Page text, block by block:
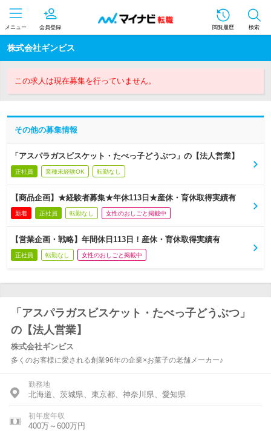
メニュー 会員登録 閲覧履歴 検索
株式会社ギンビス
この求人は現在募集を行っていません。
その他の募集情報
「アスパラガスビスケット・たべっ子どうぶつ」の【法人営業】
正社員 業種未経験OK 転勤なし
【商品企画】★経験者募集★年休113日★産休・育休取得実績有
新着 正社員 転勤なし 女性のおしごと掲載中
【営業企画・戦略】年間休日113日！産休・育休取得実績有
正社員 転勤なし 女性のおしごと掲載中
「アスパラガスビスケット・たべっ子どうぶつ」
の【法人営業】
株式会社ギンビス
多くのお客様に愛される創業96年の企業×お菓子の老舗メーカー♪
勤務地
北海道、茨城県、東京都、神奈川県、愛知県
初年度年収
400万～600万円